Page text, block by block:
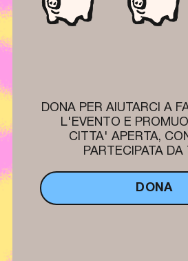
DONA PER AIUTARCI A
L'EVENTO E
CITTA' APERTA,
PARTECIPATA DA
DONA